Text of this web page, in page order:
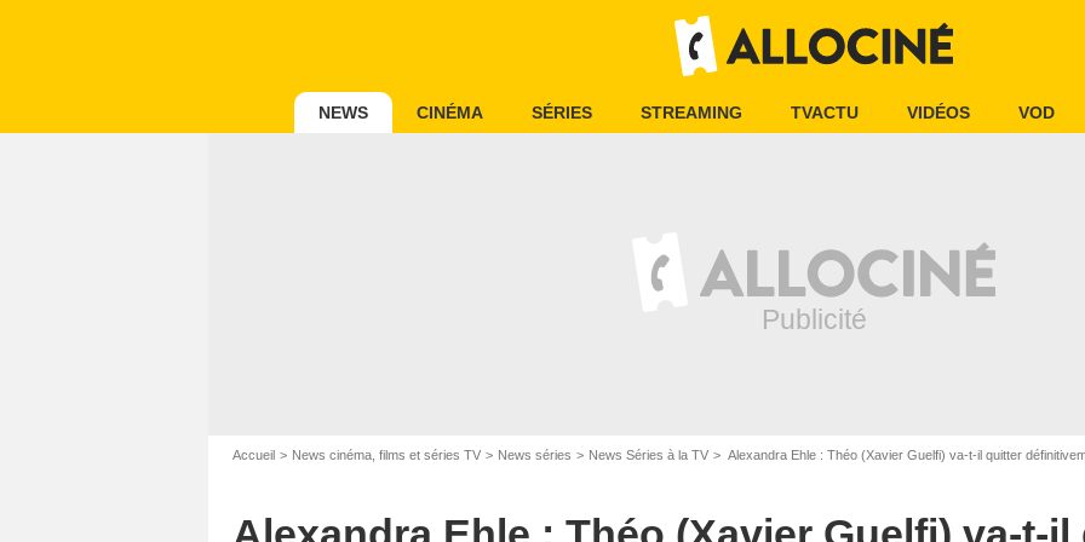
NEWS CINÉMA SÉRIES STREAMING TVACTU VIDÉOS VOD
Accueil News cinéma, films et séries TV News séries News Séries à la TV Alexandra Ehle : Théo (Xavier Guelfi) va-t-il quitter